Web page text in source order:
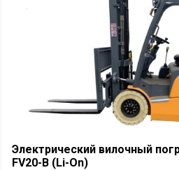
Электрический вилочный
FV20-B (Li-On)